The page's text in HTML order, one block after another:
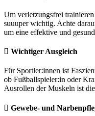
Um verletzungsfrei
suuuper wichtig. Achte
um eine effektive und
Wichtiger Ausgleich
Für Sportler:innen ist
ob Fußballspieler:in oder
Ausrollen der Muskeln ist
Gewebe- und